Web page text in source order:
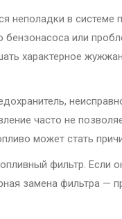
неполадки в системе
бензонасоса или
характерное
часто не
может стать
фильтр. Если
замена фильтра —